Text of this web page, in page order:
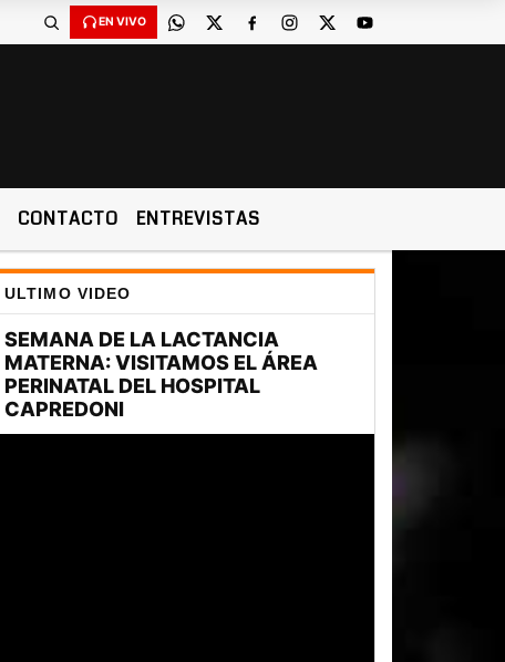
EN VIVO
CONTACTO ENTREVISTAS
ULTIMO VIDEO